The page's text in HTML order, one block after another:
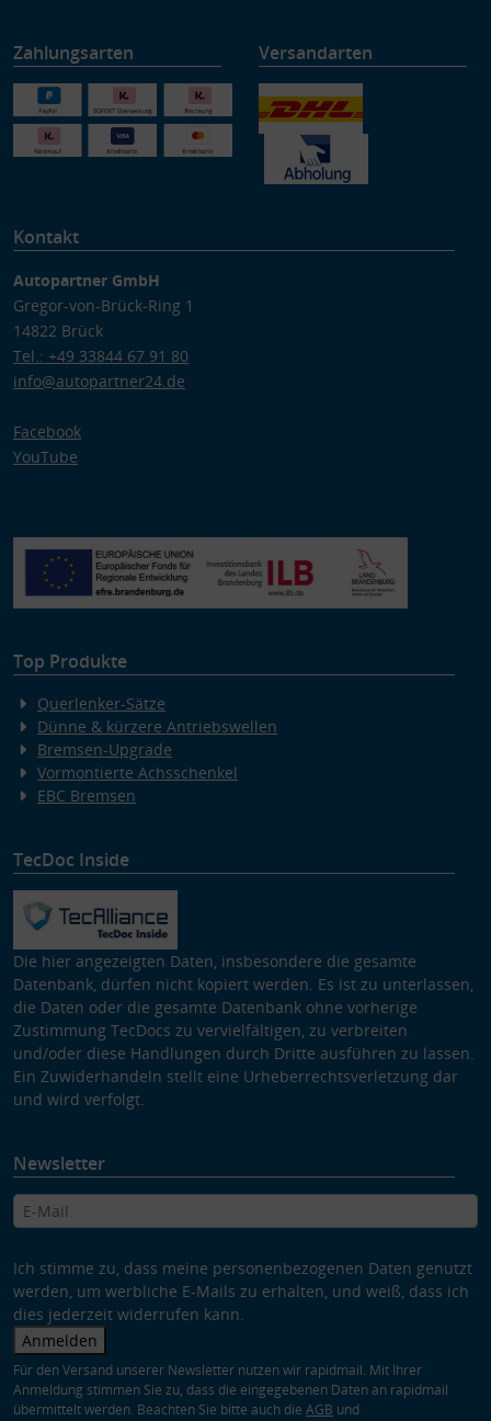
Zahlungsarten Versandarten
Kontakt
Autopartner GmbH
Gregor-von-Brück-Ring 1
14822 Brück
Tel.: +49 33844 67 91 80
info@autopartner24.de
Facebook
YouTube
Top Produkte
Querlenker-Sätze
Dünne & kürzere Antriebswellen
Bremsen-Upgrade
Vormontierte Achsschenkel
EBC Bremsen
TecDoc Inside
Die hier angezeigten Daten, insbesondere die gesamte
Datenbank, dürfen nicht kopiert werden. Es ist zu unterlassen,
die Daten oder die gesamte Datenbank ohne vorherige
Zustimmung TecDocs zu vervielfältigen, zu verbreiten
und/oder diese Handlungen durch Dritte ausführen zu lassen.
Ein Zuwiderhandeln stellt eine Urheberrechtsverletzung dar
und wird verfolgt.
Newsletter
Ich stimme zu, dass meine personenbezogenen Daten genutzt
werden, um werbliche E-Mails zu erhalten, und weiß, dass ich
dies jederzeit widerrufen kann.
Anmelden
Für den Versand unserer Newsletter nutzen wir rapidmail. Mit Ihrer
Anmeldung stimmen Sie zu, dass die eingegebenen Daten an rapidmail
übermittelt werden. Beachten Sie bitte auch die AGB und